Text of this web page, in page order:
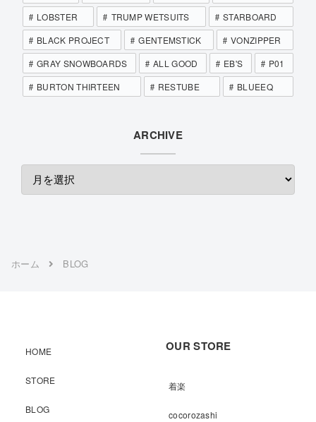
LOBSTER
TRUMP WETSUITS
STARBOARD
BLACK PROJECT
GENTEMSTICK
VONZIPPER
GRAY SNOWBOARDS
ALL GOOD EB'S
P01
BURTON THIRTEEN
RESTUBE BLUEEQ
ARCHIVE
ホーム BLOG
HOME
STORE
BLOG
OUR STORE
着楽
cocorozashi